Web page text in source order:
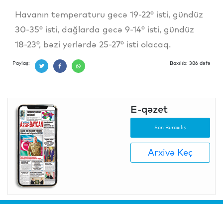
Havanın temperaturu gecə 19-22° isti, gündüz
30-35° isti, dağlarda gecə 9-14° isti, gündüz
18-23°, bəzi yerlərdə 25-27° isti olacaq.
Paylaş: Baxılıb: 386 dəfə
E-qəzet
Son Buraxılış
Arxivə Keç